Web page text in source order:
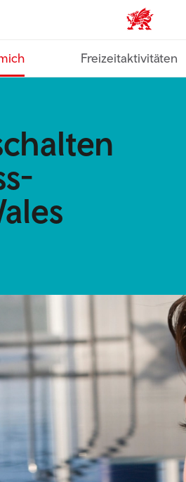
VisitWales
Freizeitaktivitäten